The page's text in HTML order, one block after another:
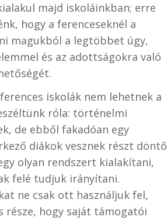
majd iskoláinkban; erre
hogy a ferenceseknél a
magukból a legtöbbet úgy,
és az adottságokra való
iskolák nem lehetnek a
róla: történelmi
de ebből fakadóan egy
diákok vesznek részt döntő
olyan rendszert kialakítani,
felé tudjuk irányítani.
ne csak ott használjuk fel,
része, hogy saját támogatói